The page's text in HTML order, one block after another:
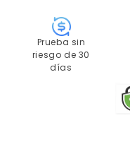
Integrado
con
Tarjeta
64GB
Prueba sin
riesgo de 30
días